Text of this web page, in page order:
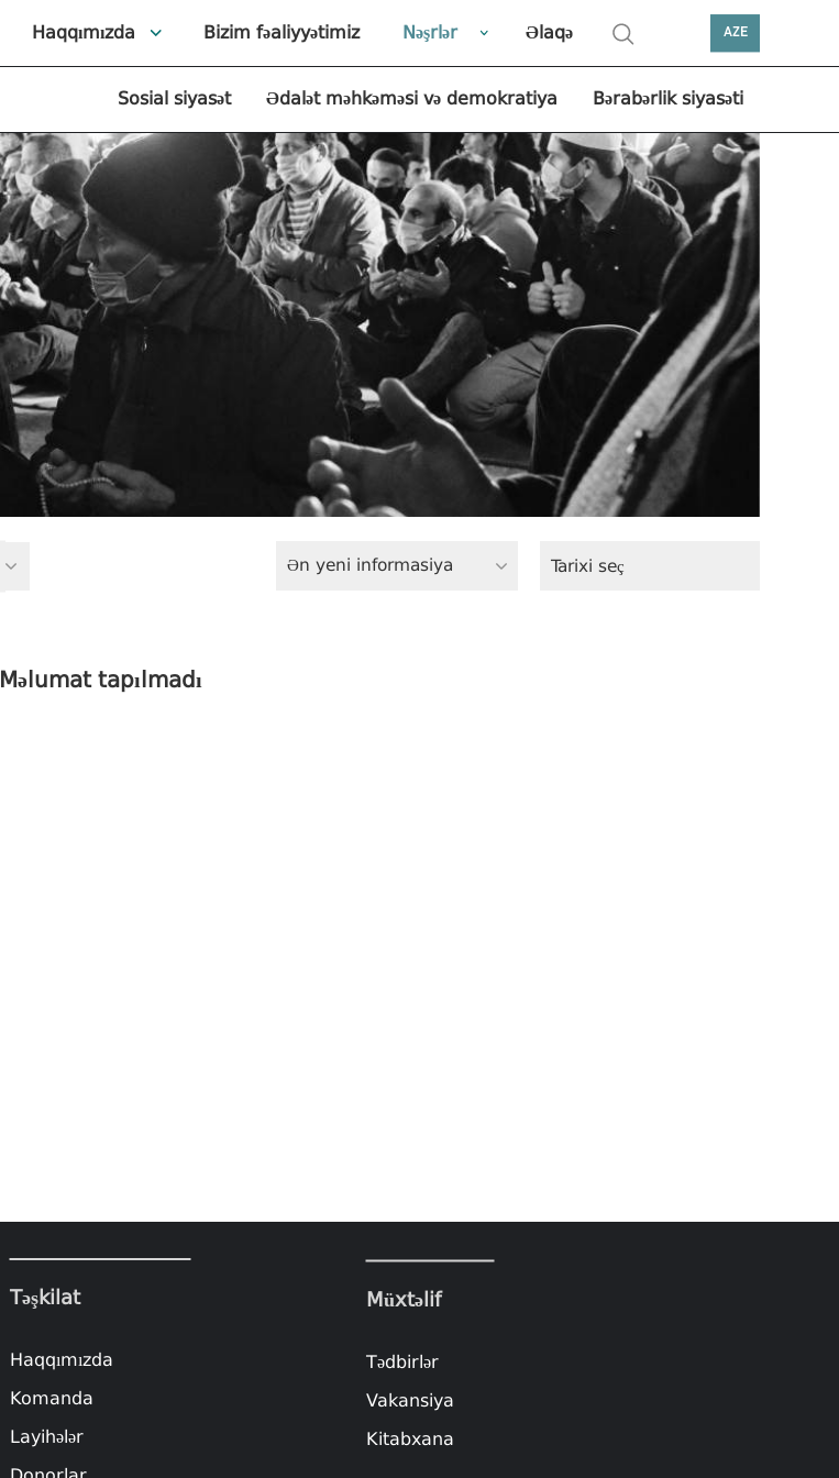
Haqqımızda Bizim fəaliyyətimiz Nəşrlər Əlaqə AZE
Sosial siyasət Ədalət məhkəməsi və demokratiya Bərabərlik siyasəti
Ən yeni informasiya
Məlumat tapılmadı
Təşkilat
Haqqımızda
Komanda
Layihələr
Müxtəlif
Tədbirlər
Vakansiya
Kitabxana